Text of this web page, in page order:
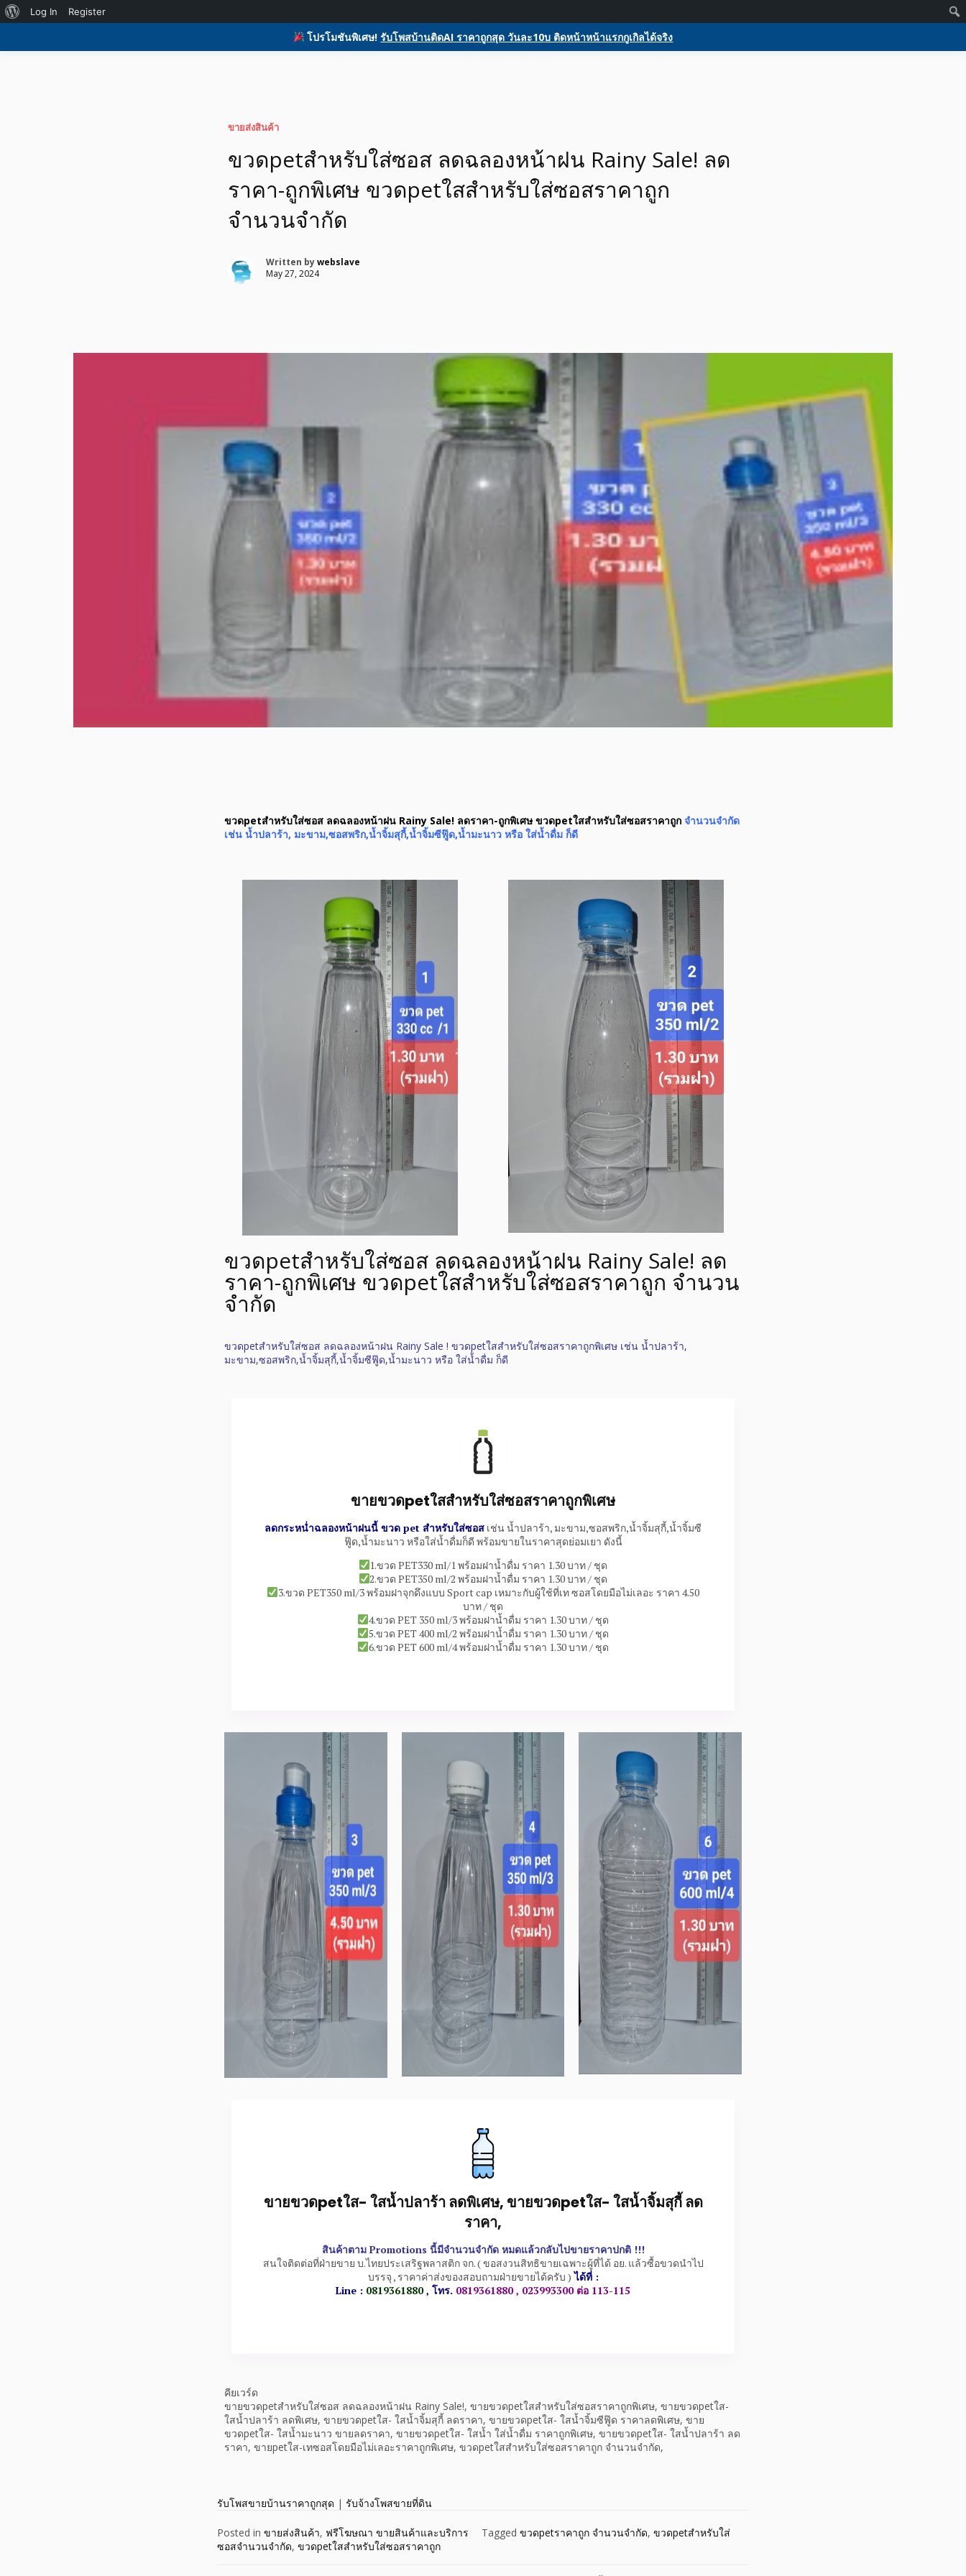
โปรโมชันพิเศษ!รับโพสบ้านติดAI ราคาถูกสุด วันละ10บ ติดหน้าหน้าแรกกูเกิลได้จริง
รับโพสต์เว็บ ติดAI ตลาดซื้อขาย SEO ติดหน้าแรกกูเกิล ฟรีประกาศขายบ้าน
รับโพสต์เว็บบอร์ด ติดAI ตลาดซื้อขาย ฟรีประกาศ ติดgooglesหน้า1ฟรีโฆษณาสินค้า บ้านและที่ดิน รถยนต์ของมือสอง ซื้อขายให้เช่า บริการ
Home ลงประกาศฟรี รับโพสต์โฆษณาสินค้า Register Activity Members Activate Log in Register
ขายส่งสินค้า
ขวดpetสำหรับใส่ซอส ลดฉลองหน้าฝน Rainy Sale! ลด
ราคา-ถูกพิเศษ ขวดpetใสสำหรับใส่ซอสราคาถูก
จำนวนจำกัด
Written bywebslave
May 27, 2024
ขวดpetสำหรับใส่ซอส ลดฉลองหน้าฝน Rainy Sale! ลดราคา-ถูกพิเศษ ขวดpetใสสำหรับใส่ซอสราคาถูก จำนวนจำกัด
เช่น น้ำปลาร้า, มะขาม,ซอสพริก,น้ำจิ้มสุกี้,น้ำจิ้มซีฟู๊ด,น้ำมะนาว หรือ ใส่น้ำดื่ม ก็ดี
ขวดpetสำหรับใส่ซอส ลดฉลองหน้าฝน Rainy Sale! ลด
ราคา-ถูกพิเศษ ขวดpetใสสำหรับใส่ซอสราคาถูก จำนวน
จำกัด
ขวดpetสำหรับใส่ซอส ลดฉลองหน้าฝน Rainy Sale ! ขวดpetใสสำหรับใส่ซอสราคาถูกพิเศษ เช่น น้ำปลาร้า,
มะขาม,ซอสพริก,น้ำจิ้มสุกี้,น้ำจิ้มซีฟู๊ด,น้ำมะนาว หรือ ใส่น้ำดื่ม ก็ดี
ขายขวดpetใสสำหรับใส่ซอสราคาถูกพิเศษ
ลดกระหน่ำฉลองหน้าฝนนี้ ขวด pet สำหรับใส่ซอส เช่น น้ำปลาร้า, มะขาม,ซอสพริก,น้ำจิ้มสุกี้,น้ำจิ้มซี
ฟู๊ด,น้ำมะนาว หรือใส่น้ำดื่มก็ดี พร้อมขายในราคาสุดย่อมเยา ดังนี้
1.ขวด PET330 ml/1 พร้อมฝาน้ำดื่ม ราคา 1.30 บาท / ชุด
2.ขวด PET350 ml/2 พร้อมฝาน้ำดื่ม ราคา 1.30 บาท / ชุด
3.ขวด PET350 ml/3 พร้อมฝาจุกดึงแบบ Sport cap เหมาะกับผู้ใช้ที่เท ซอสโดยมือไม่เลอะ ราคา 4.50
บาท / ชุด
4.ขวด PET 350 ml/3 พร้อมฝาน้ำดื่ม ราคา 1.30 บาท / ชุด
5.ขวด PET 400 ml/2 พร้อมฝาน้ำดื่ม ราคา 1.30 บาท / ชุด
6.ขวด PET 600 ml/4 พร้อมฝาน้ำดื่ม ราคา 1.30 บาท / ชุด
ขายขวดpetใส- ใสน้ำปลาร้า ลดพิเศษ, ขายขวดpetใส- ใสน้ำจิ้มสุกี้ ลด
ราคา,
สินค้าตาม Promotions นี้มีจำนวนจำกัด หมดแล้วกลับไปขายราคาปกติ !!!
สนใจติดต่อที่ฝ่ายขาย บ.ไทยประเสริฐพลาสติก จก. ( ขอสงวนสิทธิขายเฉพาะผู้ที่ได้ อย. แล้วซื้อขวดนำไป
บรรจุ , ราคาค่าส่งของสอบถามฝ่ายขายได้ครับ ) ได้ที่ :
Line : 0819361880, โทร. 0819361880 , 023993300 ต่อ 113-115
คียเวร์ด
ขายขวดpetสำหรับใส่ซอส ลดฉลองหน้าฝน Rainy Sale!, ขายขวดpetใสสำหรับใส่ซอสราคาถูกพิเศษ, ขายขวดpetใส-
ใสน้ำปลาร้า ลดพิเศษ, ขายขวดpetใส- ใสน้ำจิ้มสุกี้ ลดราคา, ขายขวดpetใส- ใสน้ำจิ้มซีฟู๊ด ราคาลดพิเศษ, ขาย
ขวดpetใส- ใสน้ำมะนาว ขายลดราคา, ขายขวดpetใส- ใสน้ำ ใส่น้ำดื่ม ราคาถูกพิเศษ, ขายขวดpetใส- ใสน้ำปลาร้า ลด
ราคา, ขายpetใส-เทซอสโดยมือไม่เลอะราคาถูกพิเศษ, ขวดpetใสสำหรับใส่ซอสราคาถูก จำนวนจำกัด,
รับโพสขายบ้านราคาถูกสุด | รับจ้างโพสขายที่ดิน
Posted in ขายส่งสินค้า, ฟรีโฆษณา ขายสินค้าและบริการ Tagged ขวดpetราคาถูก จำนวนจำกัด, ขวดpetสำหรับใส่
ซอสจำนวนจำกัด, ขวดpetใสสำหรับใส่ซอสราคาถูก
Log In Register